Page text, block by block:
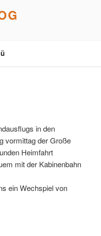
in den
vormittag der Große
Heimfahrt
mit der Kabinenbahn
ein Wechspiel von